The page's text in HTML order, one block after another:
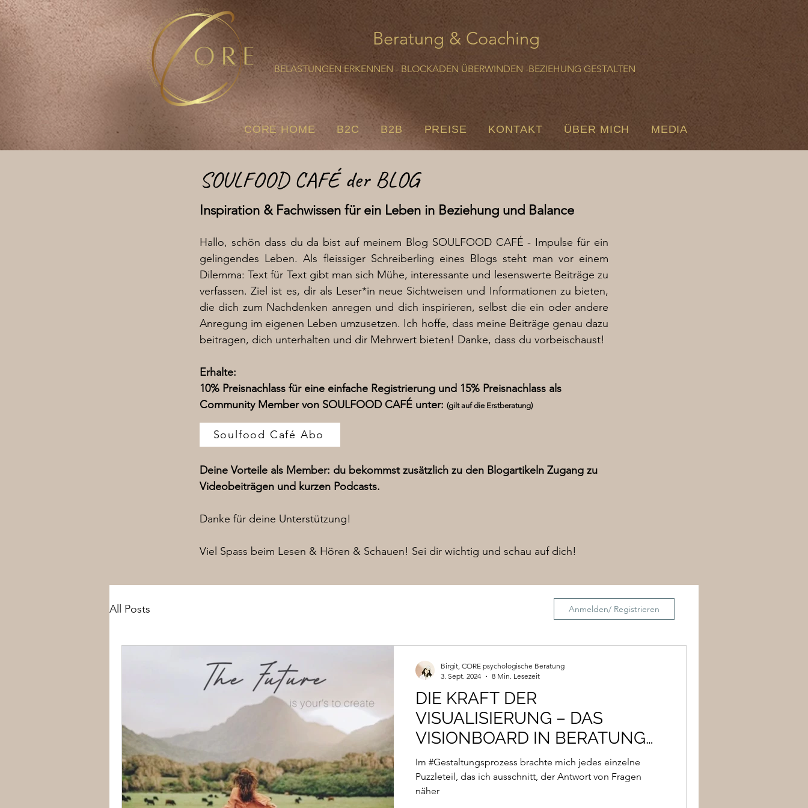
BELASTUNGEN ERKENNEN - BLOCKADEN ÜBERWINDEN -BEZIEHUNG GESTALTEN
Beratung & Coaching
CORE HOME B2C B2B PREISE KONTAKT ÜBER MICH MEDIA
SOULFOOD CAFÉ der BLOG
Inspiration & Fachwissen für ein Leben in Beziehung und Balance
Hallo, schön dass du da bist auf meinem Blog SOULFOOD CAFÉ - Impulse für ein
gelingendes Leben. Als fleissiger Schreiberling eines Blogs steht man vor einem
Dilemma: Text für Text gibt man sich Mühe, interessante und lesenswerte Beiträge zu
verfassen. Ziel ist es, dir als Leser*in neue Sichtweisen und Informationen zu bieten,
die dich zum Nachdenken anregen und dich inspirieren, selbst die ein oder andere
Anregung im eigenen Leben umzusetzen. Ich hoffe, dass meine Beiträge genau dazu
beitragen, dich unterhalten und dir Mehrwert bieten! Danke, dass du vorbeischaust!
Erhalte:
10% Preisnachlass für eine einfache Registrierung und 15% Preisnachlass als
Community Member von SOULFOOD CAFÉ unter: (gilt auf die Erstberatung)
Deine Vorteile als Member: du bekommst zusätzlich zu den Blogartikeln Zugang zu
Videobeiträgen und kurzen Podcasts.
Danke für deine Unterstützung!
Viel Spass beim Lesen & Hören & Schauen! Sei dir wichtig und schau auf dich!
Soulfood Café Abo
All Posts Anmelden/ Registrieren
DIE KRAFT DER
VISUALISIERUNG – DAS
VISIONBOARD IN BERATUNG
UND COACHING
Im #Gestaltungsprozess brachte mich jedes einzelne
Puzzleteil, das ich ausschnitt, der Antwort von Fragen
näher
Birgit, CORE psychologische Beratung
3. Sept. 2024
8 Min. Lesezeit